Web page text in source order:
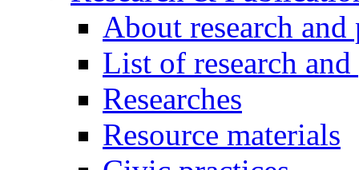
About research
List of research
Researches
Resource materials